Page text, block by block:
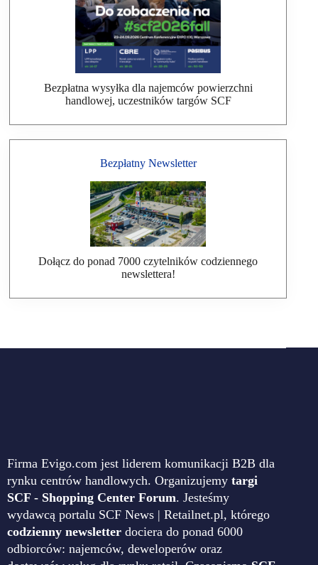
Bezpłatna wysyłka dla najemców powierzchni
handlowej, uczestników targów SCF
Bezpłatny Newsletter
Dołącz do ponad 7000 czytelników codziennego
newslettera!
Firma Evigo.com jest liderem komunikacji B2B dla
rynku centrów handlowych. Organizujemy targi
SCF - Shopping Center Forum. Jesteśmy
wydawcą portalu SCF News | Retailnet.pl, którego
codzienny newsletter dociera do ponad 6000
odbiorców: najemców, deweloperów oraz